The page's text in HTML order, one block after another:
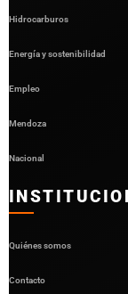
Hidrocarburos
Energía y sostenibilidad
Empleo
Mendoza
Nacional
Quiénes somos
Contacto